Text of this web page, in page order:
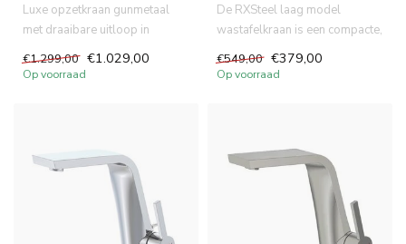
Luxe opzetkraan gunmetaal
met draaibare uitloop in
metallic grijs. Hoge kwalitei...
€1.299,00 €1.029,00
Op voorraad
De RXSteel laag model
wastafelkraan is een compacte,
duurzame kraan van massief ...
€549,00 €379,00
Op voorraad